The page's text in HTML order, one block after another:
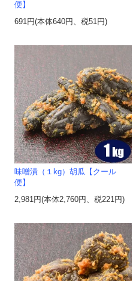
便】
691円(本体640円、税51円)
味噌漬（１kg）胡瓜【クール
便】
2,981円(本体2,760円、税221円)